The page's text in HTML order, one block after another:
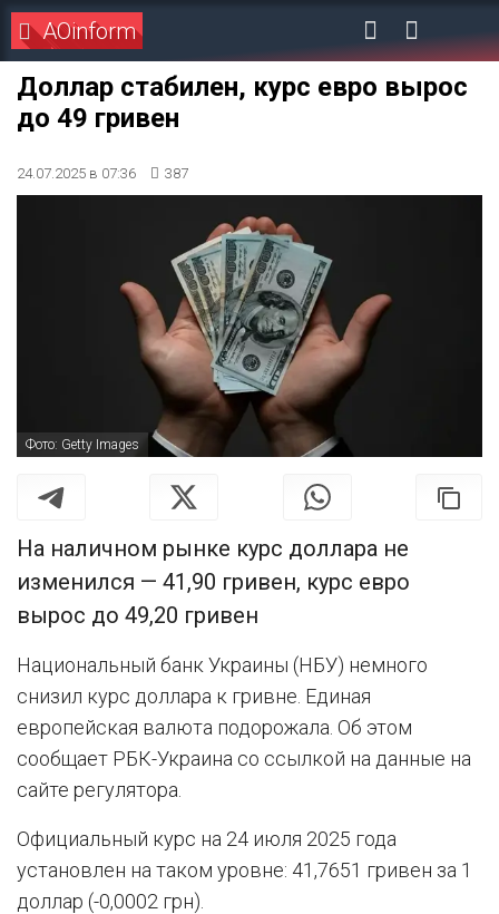
AOinform
Доллар стабилен, курс евро вырос
до 49 гривен
24.07.2025 в 07:36 387
Фото: Getty Images
На наличном рынке курс доллара не
изменился — 41,90 гривен, курс евро
вырос до 49,20 гривен
Национальный банк Украины (НБУ) немного
снизил курс доллара к гривне. Единая
европейская валюта подорожала. Об этом
сообщает РБК-Украина со ссылкой на данные на
сайте регулятора.
Официальный курс на 24 июля 2025 года
установлен на таком уровне: 41,7651 гривен за 1
доллар (-0,0002 грн).